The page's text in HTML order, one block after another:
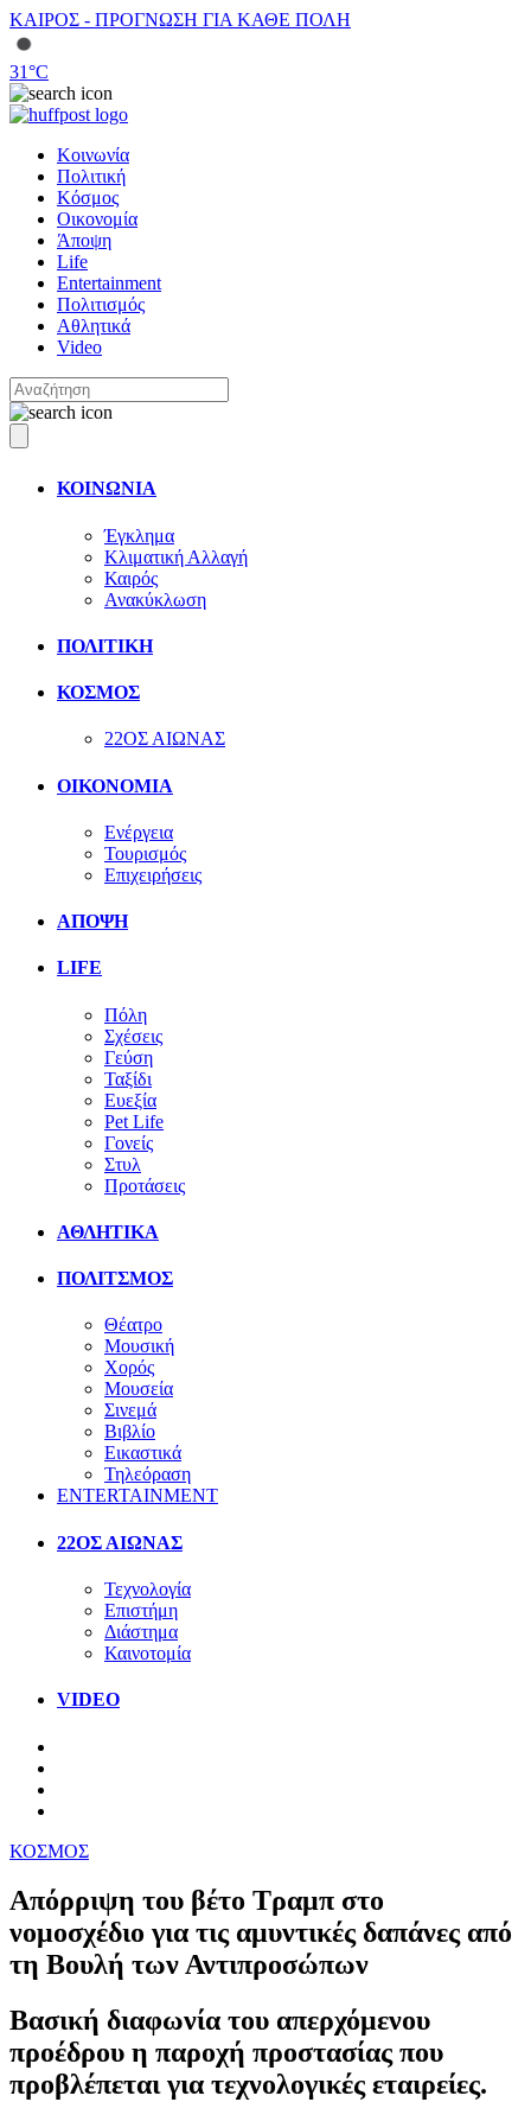
ΚΑΙΡΟΣ - ΠΡΟΓΝΩΣΗ ΓΙΑ ΚΑΘΕ ΠΟΛΗ
31°C
Κοινωνία
Πολιτική
Κόσμος
Οικονομία
Άποψη
Life
Entertainment
Πολιτισμός
Αθλητικά
Video
ΚΟΙΝΩΝΙΑ
Έγκλημα
Κλιματική Αλλαγή
Καιρός
Ανακύκλωση
ΠΟΛΙΤΙΚΗ
ΚΟΣΜΟΣ
22ΟΣ ΑΙΩΝΑΣ
ΟΙΚΟΝΟΜΙΑ
Ενέργεια
Τουρισμός
Επιχειρήσεις
ΑΠΟΨΗ
LIFE
Πόλη
Σχέσεις
Γεύση
Ταξίδι
Ευεξία
Pet Life
Γονείς
Στυλ
Προτάσεις
ΑΘΛΗΤΙΚΑ
ΠΟΛΙΤΣΜΟΣ
Θέατρο
Μουσική
Χορός
Μουσεία
Σινεμά
Βιβλίο
Εικαστικά
Τηλεόραση
ENTERTAINMENT
22ΟΣ ΑΙΩΝΑΣ
Τεχνολογία
Επιστήμη
Διάστημα
Καινοτομία
VIDEO
ΚΟΣΜΟΣ
Απόρριψη του βέτο Τραμπ στο
νομοσχέδιο για τις αμυντικές δαπάνες από
τη Βουλή των Αντιπροσώπων
Βασική διαφωνία του απερχόμενου
προέδρου η παροχή προστασίας που
προβλέπεται για τεχνολογικές εταιρείες.